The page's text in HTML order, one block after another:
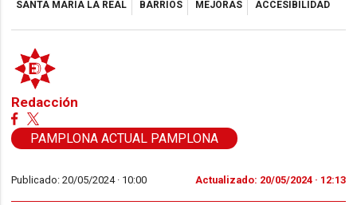
SANTA MARIA LA REAL BARRIOS MEJORAS ACCESIBILIDAD
Redacción
PAMPLONA ACTUAL PAMPLONA
Publicado: 20/05/2024 · 10:00 Actualizado: 20/05/2024 · 12:13